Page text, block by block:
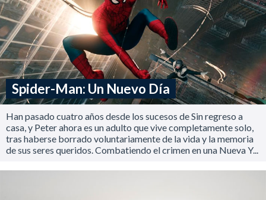
Spider-Man: Un Nuevo Día
Han pasado cuatro años desde los sucesos de Sin regreso a
casa, y Peter ahora es un adulto que vive completamente solo,
tras haberse borrado voluntariamente de la vida y la memoria
de sus seres queridos. Combatiendo el crimen en una Nueva Y...